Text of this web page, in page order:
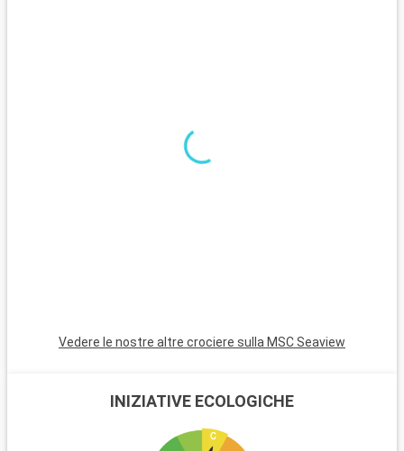
baia di Mellieħa, con le sue acque limpide e le sue spiagge
sabbiose, si trova a meno di 25 chilometri da La Valletta.
Vedere le nostre altre crociere sulla MSC Seaview
INIZIATIVE ECOLOGICHE